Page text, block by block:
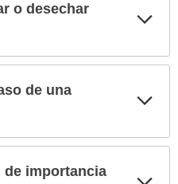
o desechar
de una
de importancia